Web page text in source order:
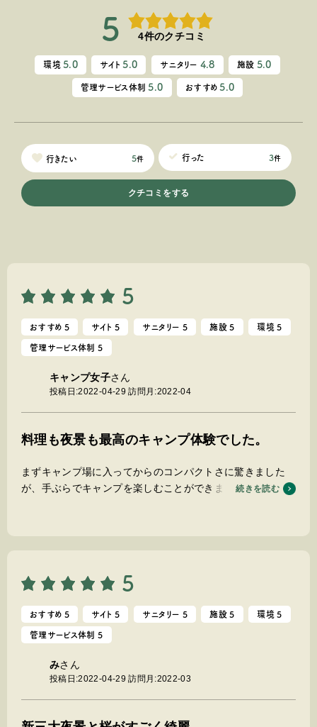
5 4件のクチコミ
環境 5.0 サイト 5.0 サニタリー 4.8 施設 5.0
管理サービス体制 5.0 おすすめ 5.0
行きたい 5件 行った 3件
クチコミをする
5
おすすめ 5 サイト 5 サニタリー 5 施設 5 環境 5
管理サービス体制 5
キャンプ女子さん
投稿日:2022-04-29 訪問月:2022-04
料理も夜景も最高のキャンプ体験でした。
まずキャンプ場に入ってからのコンパクトさに驚きました
が、手ぶらでキャンプを楽しむことができました。セットの
続きを読む
5
おすすめ 5 サイト 5 サニタリー 5 施設 5 環境 5
管理サービス体制 5
みさん
投稿日:2022-04-29 訪問月:2022-03